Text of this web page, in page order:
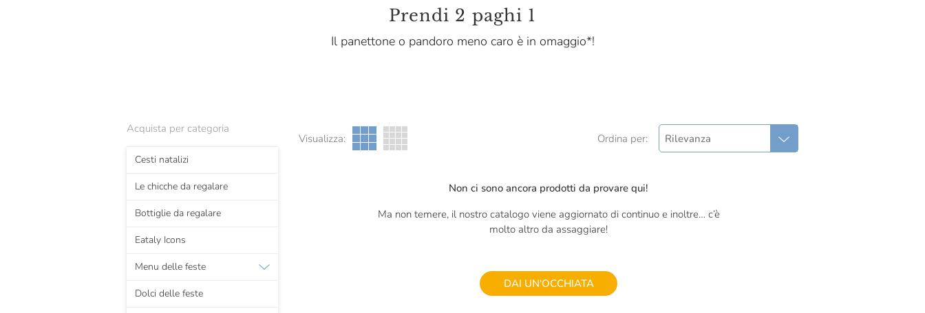
Prendi 2 paghi 1
Il panettone o pandoro meno caro è in omaggio*!
Acquista per categoria
Cesti natalizi
Le chicche da regalare
Bottiglie da regalare
Eataly Icons
Menu delle feste
Dolci delle feste
Visualizza: Ordina per: Rilevanza
Non ci sono ancora prodotti da provare qui!
Ma non temere, il nostro catalogo viene aggiornato di continuo e inoltre… c’è
molto altro da assaggiare!
DAI UN'OCCHIATA